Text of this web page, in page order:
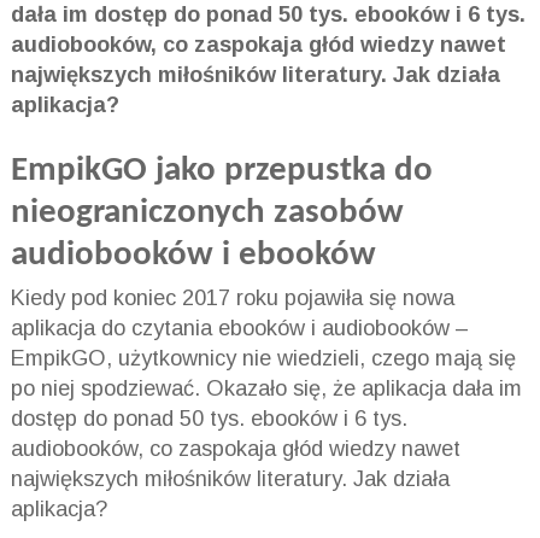
dała im dostęp do ponad 50 tys. ebooków i 6 tys.
audiobooków, co zaspokaja głód wiedzy nawet
największych miłośników literatury. Jak działa
aplikacja?
EmpikGO jako przepustka do
nieograniczonych zasobów
audiobooków i ebooków
Kiedy pod koniec 2017 roku pojawiła się nowa
aplikacja do czytania ebooków i audiobooków –
EmpikGO, użytkownicy nie wiedzieli, czego mają się
po niej spodziewać. Okazało się, że aplikacja dała im
dostęp do ponad 50 tys. ebooków i 6 tys.
audiobooków, co zaspokaja głód wiedzy nawet
największych miłośników literatury. Jak działa
aplikacja?